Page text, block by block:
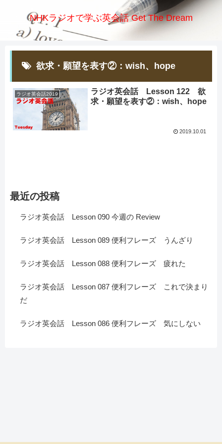
NHKラジオで学ぶ英会話 Get The Dream
欲求・願望を表す②：wish、hope
ラジオ英会話2019
ラジオ英会話 Lesson 122 欲
求・願望を表す②：wish、hope
2019.10.01
最近の投稿
ラジオ英会話 Lesson 090 今週の Review
ラジオ英会話 Lesson 089 便利フレーズ うんざり
ラジオ英会話 Lesson 088 便利フレーズ 疲れた
ラジオ英会話 Lesson 087 便利フレーズ これで決まり
だ
ラジオ英会話 Lesson 086 便利フレーズ 気にしない